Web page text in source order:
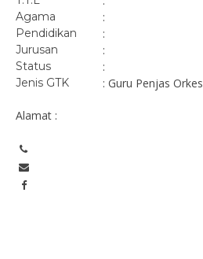
Agama :
Pendidikan :
Jurusan :
Status :
Jenis GTK : Guru Penjas Orkes
Alamat :